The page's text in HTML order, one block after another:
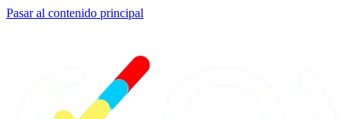
Pasar al contenido principal